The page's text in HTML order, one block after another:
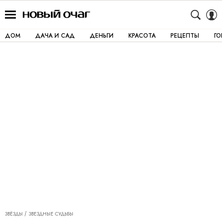
ДОМ ДАЧА И САД ДЕНЬГИ КРАСОТА РЕЦЕПТЫ
ЗВЁЗДЫ
ЗВЕЗДНЫЕ СУДЬБЫ